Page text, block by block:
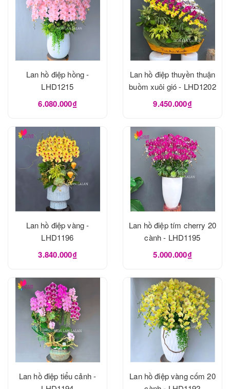
Lan hồ điệp hồng -
LHD1215
6.080.000₫
Lan hồ điệp thuyền thuận
buồm xuôi gió - LHD1202
9.450.000₫
Lan hồ điệp vàng -
LHD1196
3.840.000₫
Lan hồ điệp tím cherry 20
cành - LHD1195
5.000.000₫
Lan hồ điệp tiểu cảnh -
Lan hồ điệp vàng cốm 20